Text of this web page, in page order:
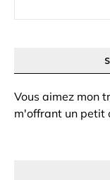
Vous aimez mon
m'offrant un petit